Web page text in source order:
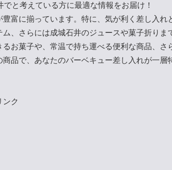
と考えている方に最適な情報をお届け！
富に揃っています。特に、気が利く差し入れ
、さらには成城石井のジュースや菓子折りま
お菓子や、常温で持ち運べる便利な商品、さ
品で、あなたのバーベキュー差し入れが一層
ンク